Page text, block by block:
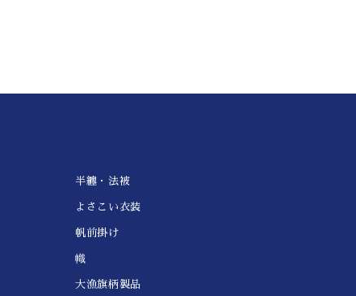
半纏・法被
よさこい衣装
帆前掛け
幟
大漁旗柄製品